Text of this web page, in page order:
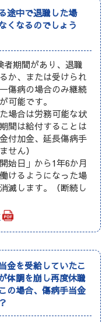
途中で退職した場
くなるのでしょう
者期間があり、退職
か、または受けられ
傷病の場合のみ継続
可能です。
場合は労務可能な状
間は給付することは
付加金、延長傷病手
せん）
始日」から1年6か月
けるようになった場
滅します。（断続し
金を受給していたこ
体調を崩し再度休職
の場合、傷病手当金